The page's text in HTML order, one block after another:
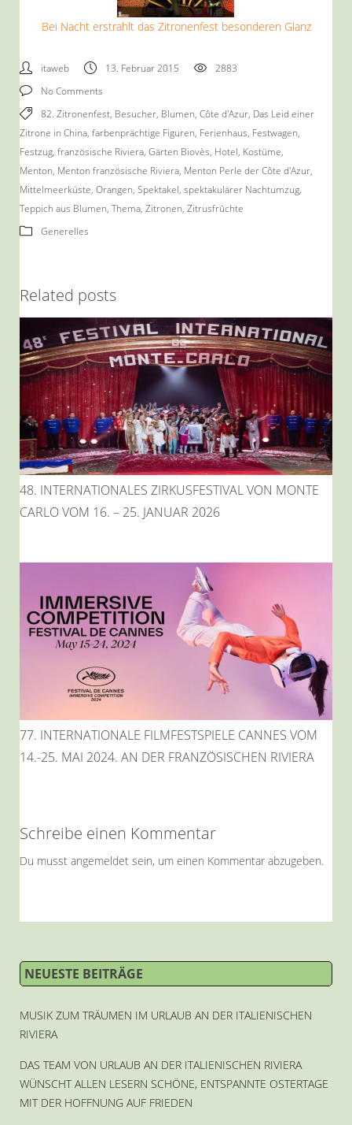
Bei Nacht erstrahlt das Zitronenfest besonderen Glanz
itaweb 13. Februar 2015
2883
No Comments
82. Zitronenfest, Besucher, Blumen, Côte d'Azur, Das Leid einer
Zitrone in China, farbenprächtige Figuren, Ferienhaus, Festwagen,
Festzug, französische Riviera, Gärten Biovès, Hotel, Kostüme,
Menton, Menton französische Riviera, Menton Perle der Côte d'Azur,
Mittelmeerküste, Orangen, Spektakel, spektakulärer Nachtumzug,
Teppich aus Blumen, Thema, Zitronen, Zitrusfrüchte
Generelles
Related posts
48. INTERNATIONALES ZIRKUSFESTIVAL VON MONTE
CARLO VOM 16. – 25. JANUAR 2026
77. INTERNATIONALE FILMFESTSPIELE CANNES VOM
14.-25. MAI 2024. AN DER FRANZÖSISCHEN RIVIERA
Schreibe einen Kommentar
Du musst angemeldet sein, um einen Kommentar abzugeben.
NEUESTE BEITRÄGE
MUSIK ZUM TRÄUMEN IM URLAUB AN DER ITALIENISCHEN
RIVIERA
DAS TEAM VON URLAUB AN DER ITALIENISCHEN RIVIERA
WÜNSCHT ALLEN LESERN SCHÖNE, ENTSPANNTE OSTERTAGE
MIT DER HOFFNUNG AUF FRIEDEN